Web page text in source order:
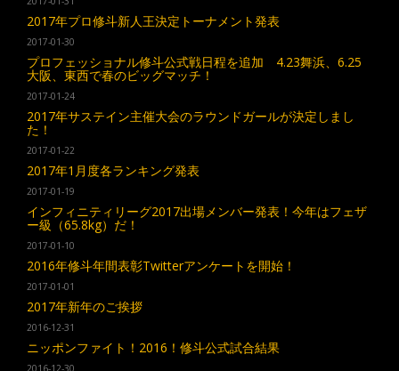
2017年プロ修斗新人王決定トーナメント発表
2017-01-30
プロフェッショナル修斗公式戦日程を追加 4.23舞浜、6.25
大阪、東西で春のビッグマッチ！
2017-01-24
2017年サステイン主催大会のラウンドガールが決定しまし
た！
2017-01-22
2017年1月度各ランキング発表
2017-01-19
インフィニティリーグ2017出場メンバー発表！今年はフェザ
ー級（65.8kg）だ！
2017-01-10
2016年修斗年間表彰Twitterアンケートを開始！
2017-01-01
2017年新年のご挨拶
2016-12-31
ニッポンファイト！2016！修斗公式試合結果
2016-12-30